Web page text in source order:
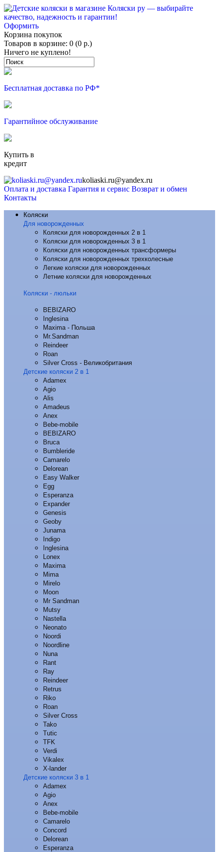
Оформить
Корзина покупок
Товаров в корзине: 0 (0 р.)
Ничего не куплено!
Бесплатная доставка по РФ*
Гарантийное обслуживание
Купить в
кредит
koliaski.ru@yandex.ru
Оплата и доставка Гарантия и сервис Возврат и обмен
Контакты
Коляски
Для новорожденных
Коляски для новорожденных 2 в 1
Коляски для новорожденных 3 в 1
Коляски для новорожденных трансформеры
Коляски для новорожденных трехколесные
Легкие коляски для новорожденных
Летние коляски для новорожденных
Коляски - люльки
BEBIZARO
Inglesina
Maxima - Польша
Mr.Sandman
Reindeer
Roan
Silver Cross - Великобритания
Детские коляски 2 в 1
Adamex
Agio
Alis
Amadeus
Anex
Bebe-mobile
BEBIZARO
Bruca
Bumbleride
Camarelo
Delorean
Easy Walker
Egg
Esperanza
Expander
Genesis
Geoby
Junama
Indigo
Inglesina
Lonex
Maxima
Mima
Mirelo
Moon
Mr Sandman
Mutsy
Nastella
Neonato
Noordi
Noordline
Nuna
Rant
Ray
Reindeer
Retrus
Riko
Roan
Silver Cross
Tako
Tutic
TFK
Verdi
Vikalex
X-lander
Детские коляски 3 в 1
Adamex
Agio
Anex
Bebe-mobile
Camarelo
Concord
Delorean
Esperanza